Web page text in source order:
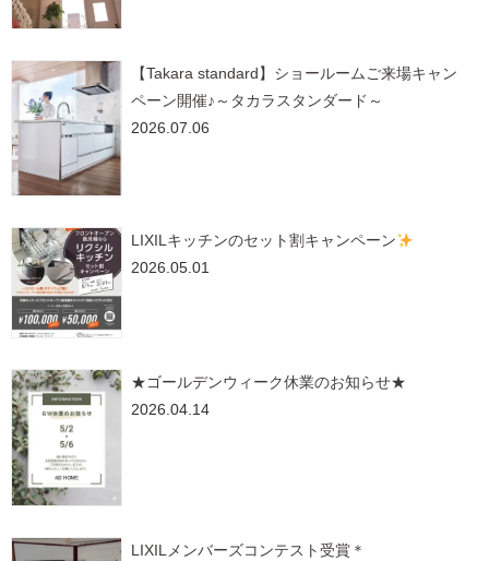
【Takara standard】ショールームご来場キャン
ペーン開催♪～タカラスタンダード～
2026.07.06
LIXILキッチンのセット割キャンペーン
2026.05.01
★ゴールデンウィーク休業のお知らせ★
2026.04.14
LIXILメンバーズコンテスト受賞＊